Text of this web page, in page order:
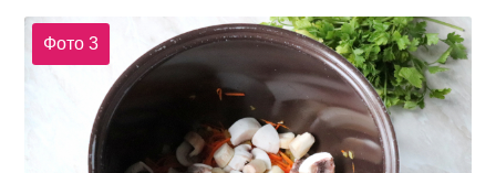
Фото 3